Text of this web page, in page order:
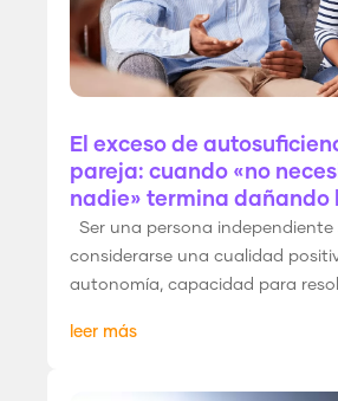
El exceso de
pareja: cuando «no
nadie» termina dañando
Ser una persona independiente
considerarse una cualidad
autonomía, capacidad para
leer más